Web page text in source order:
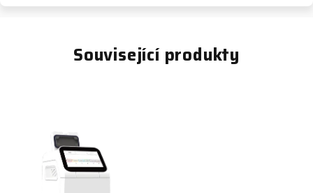
Související produkty